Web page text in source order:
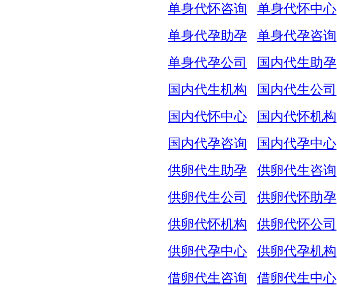
单身代怀咨询
单身代怀中心
单身代孕助孕
单身代孕咨询
单身代孕公司
国内代生助孕
国内代生机构
国内代生公司
国内代怀中心
国内代怀机构
国内代孕咨询
国内代孕中心
供卵代生助孕
供卵代生咨询
供卵代生公司
供卵代怀助孕
供卵代怀机构
供卵代怀公司
供卵代孕中心
供卵代孕机构
借卵代生咨询
借卵代生中心